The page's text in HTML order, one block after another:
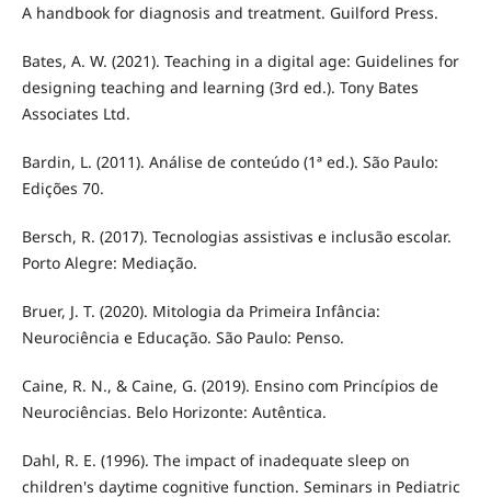
A handbook for diagnosis and treatment. Guilford Press.
Bates, A. W. (2021). Teaching in a digital age: Guidelines for
designing teaching and learning (3rd ed.). Tony Bates
Associates Ltd.
Bardin, L. (2011). Análise de conteúdo (1ª ed.). São Paulo:
Edições 70.
Bersch, R. (2017). Tecnologias assistivas e inclusão escolar.
Porto Alegre: Mediação.
Bruer, J. T. (2020). Mitologia da Primeira Infância:
Neurociência e Educação. São Paulo: Penso.
Caine, R. N., & Caine, G. (2019). Ensino com Princípios de
Neurociências. Belo Horizonte: Autêntica.
Dahl, R. E. (1996). The impact of inadequate sleep on
children's daytime cognitive function. Seminars in Pediatric